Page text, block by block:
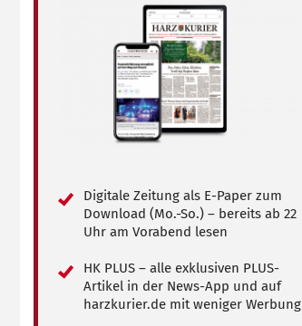
Digitale Zeitung als E-Paper zum
Download (Mo.-So.) – bereits ab 22
Uhr am Vorabend lesen
HK PLUS – alle exklusiven PLUS-
Artikel in der News-App und auf
harzkurier.de mit weniger Werbung